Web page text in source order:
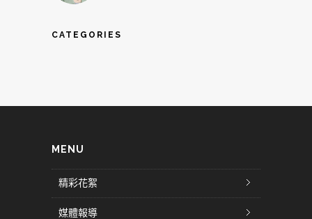
CATEGORIES
MENU
精彩花絮
媒體報導